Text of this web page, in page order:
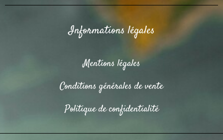
Informations légales
Mentions légales
Conditions générales de vente
Politique de confidentialité